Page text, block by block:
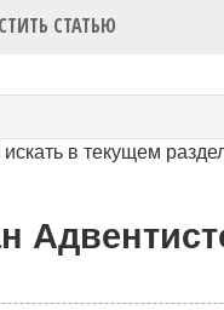
СТАТЬЮ
искать в текущем